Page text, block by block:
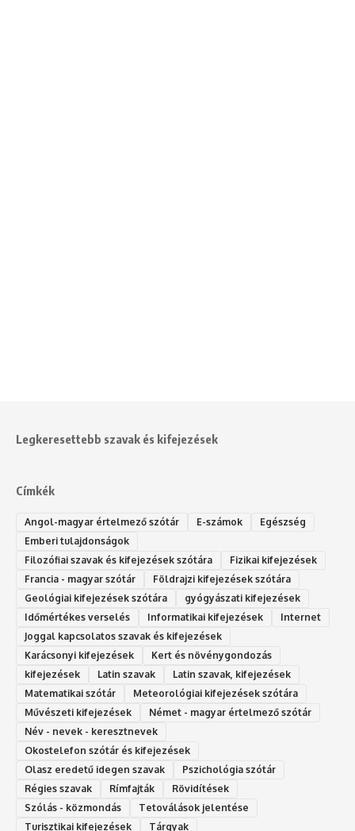
Legkeresettebb szavak és kifejezések
Címkék
Angol-magyar értelmező szótár E-számok
Egészség
Emberi tulajdonságok
Filozófiai szavak és kifejezések szótára
Fizikai kifejezések
Francia - magyar szótár
Földrajzi kifejezések szótára
Geológiai kifejezések szótára
gyógyászati kifejezések
Időmértékes verselés
Informatikai kifejezések
Internet
Joggal kapcsolatos szavak és kifejezések
Karácsonyi kifejezések
Kert és növénygondozás
kifejezések
Latin szavak
Latin szavak, kifejezések
Matematikai szótár
Meteorológiai kifejezések szótára
Művészeti kifejezések
Német - magyar értelmező szótár
Név - nevek - keresztnevek
Okostelefon szótár és kifejezések
Olasz eredetű idegen szavak
Ps‮gólohciz‬ia s‮átóz‬r
Régies szavak
Rímfajták
Rövidítések
Szólás - közmondás
Tetoválások jelentése
Turisztikai kifejezések
Tárgyak